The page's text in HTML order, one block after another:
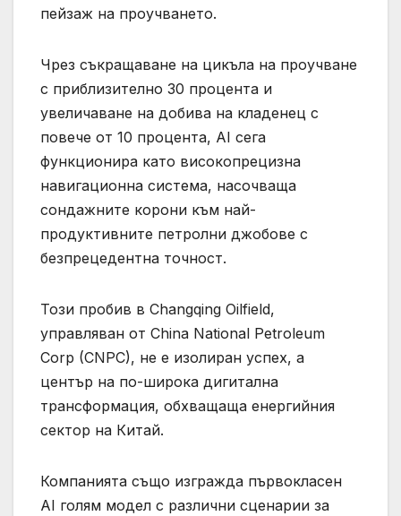
пейзаж на проучването.
Чрез съкращаване на цикъла на проучване
с приблизително 30 процента и
увеличаване на добива на кладенец с
повече от 10 процента, AI сега
функционира като високопрецизна
навигационна система, насочваща
сондажните корони към най-
продуктивните петролни джобове с
безпрецедентна точност.
Този пробив в Changqing Oilfield,
управляван от China National Petroleum
Corp (CNPC), не е изолиран успех, а
център на по-широка дигитална
трансформация, обхващаща енергийния
сектор на Китай.
Компанията също изгражда първокласен
AI голям модел с различни сценарии за